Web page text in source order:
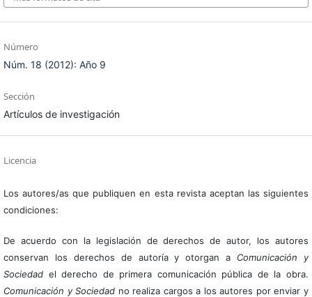
Número
Núm. 18 (2012): Año 9
Sección
Artículos de investigación
Licencia
Los autores/as que publiquen en esta revista aceptan las siguientes
condiciones:
De acuerdo con la legislación de derechos de autor, los autores
conservan los derechos de autoría y otorgan a Comunicación y
Sociedadel derecho de primera comunicación pública de la obra.
Comunicación y Sociedad no realiza cargos a los autores por enviar y